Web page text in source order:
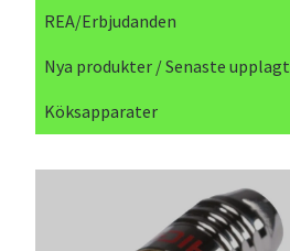
REA/Erbjudanden
Nya produkter / Senaste upplagt
Köksapparater